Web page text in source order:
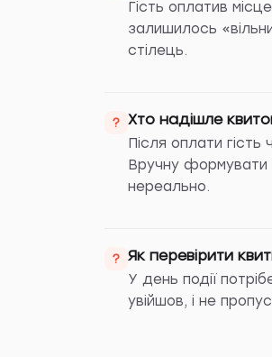
Гість оплатив
залишилось
стілець.
? Хто надішле
Після оплати
Вручну формувати
нереально.
? Як перевірити
У день події
увійшов, і не